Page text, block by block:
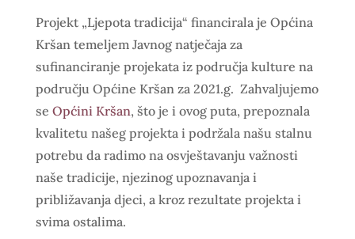
Projekt „Ljepota tradicija“ financirala je Općina
Kršan temeljem Javnog natječaja za
sufinanciranje projekata iz područja kulture na
području Općine Kršan za 2021.g. Zahvaljujemo
se Općini Kršan, što je i ovog puta, prepoznala
kvalitetu našeg projekta i podržala našu stalnu
potrebu da radimo na osvještavanju važnosti
naše tradicije, njezinog upoznavanja i
približavanja djeci, a kroz rezultate projekta i
svima ostalima.